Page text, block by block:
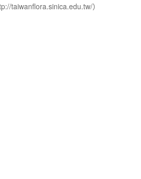
taiwanflora.sinica.edu.tw/）